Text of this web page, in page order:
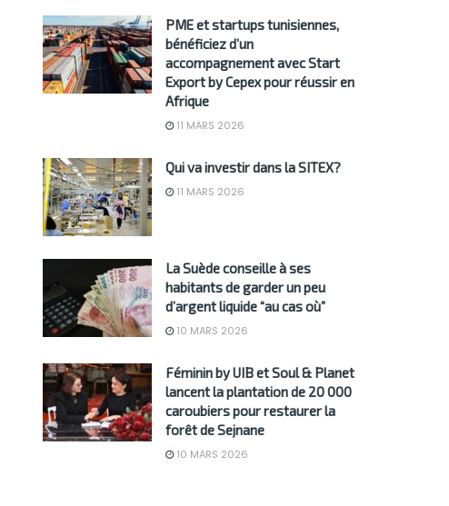
PME et startups tunisiennes,
bénéficiez d’un
accompagnement avec Start
Export by Cepex pour réussir en
Afrique
11 MARS 2026
Qui va investir dans la SITEX?
11 MARS 2026
La Suède conseille à ses
habitants de garder un peu
d’argent liquide “au cas où”
10 MARS 2026
Féminin by UIB et Soul & Planet
lancent la plantation de 20 000
caroubiers pour restaurer la
forêt de Sejnane
10 MARS 2026